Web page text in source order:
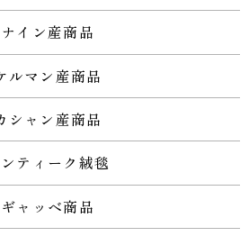
ナイン産商品
ルマン産商品
シャン産商品
ティーク絨毯
ギャッベ商品